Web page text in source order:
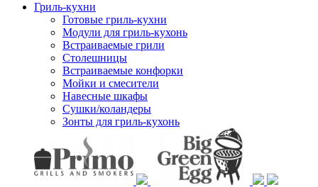
Гриль-кухни
Готовые гриль-кухни
Модули для гриль-кухонь
Встраиваемые грили
Столешницы
Встраиваемые конфорки
Мойки и смесители
Навесные шкафы
Сушки/коландеры
Зонты для гриль-кухонь